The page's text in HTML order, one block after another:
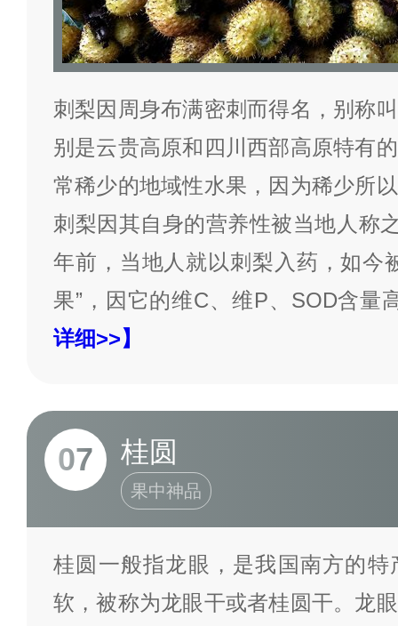
刺梨因周身布满密刺而得名，别称
别是云贵高原和四川西部高原特有
常稀少的地域性水果，因为稀少所
刺梨因其自身的营养性被当地人称
年前，当地人就以刺梨入药，如今
果”，因它的维C、维P、SOD含量
详细>>】
07 桂圆
果中神品
桂圆一般指龙眼，是我国南方的
软，被称为龙眼干或者桂圆干。龙